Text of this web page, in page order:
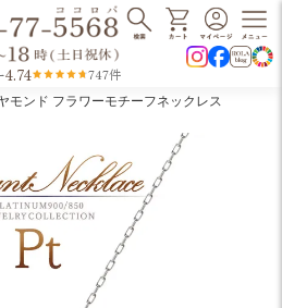
4.74 747件
モンド フラワーモチーフネックレス